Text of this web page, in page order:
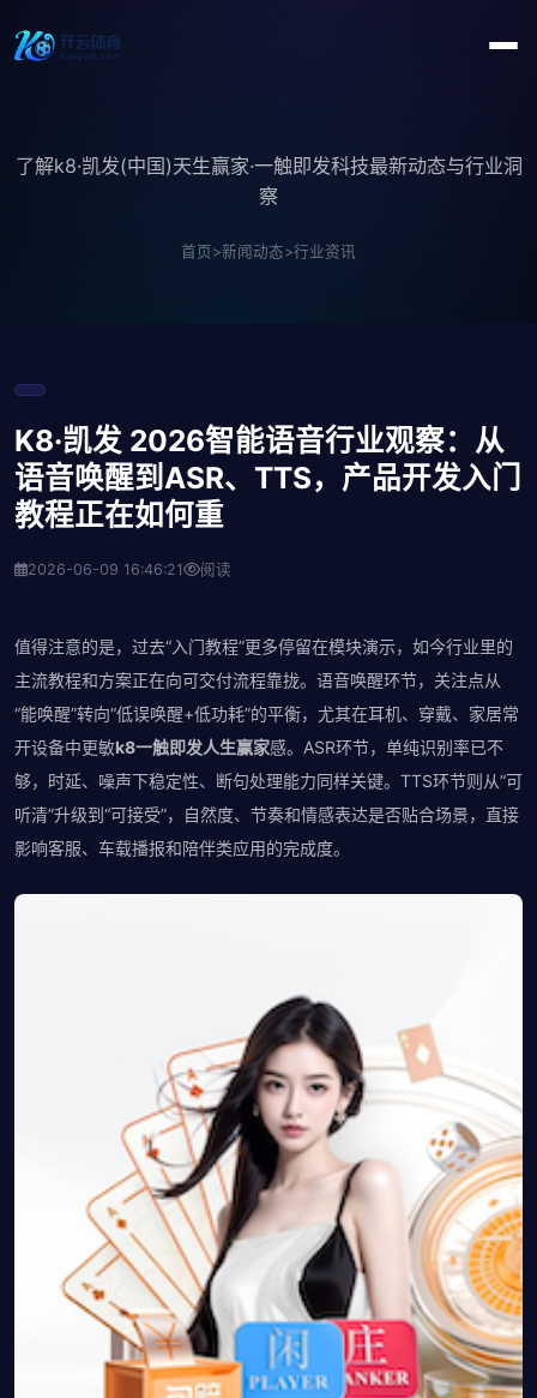
了解k8·凯发(中国)天生赢家·一触即发科技最新动态与行业洞
察
首页>新闻动态>行业资讯
K8·凯发 2026智能语音行业观察：从
语音唤醒到ASR、TTS，产品开发入门
教程正在如何重
2026-06-09 16:46:21 阅读
值得注意的是，过去“入门教程”更多停留在模块演示，如今行业里的
主流教程和方案正在向可交付流程靠拢。语音唤醒环节，关注点从
“能唤醒”转向“低误唤醒+低功耗”的平衡，尤其在耳机、穿戴、家居常
开设备中更敏k8一触即发人生赢家感。ASR环节，单纯识别率已不
够，时延、噪声下稳定性、断句处理能力同样关键。TTS环节则从“可
听清”升级到“可接受”，自然度、节奏和情感表达是否贴合场景，直接
影响客服、车载播报和陪伴类应用的完成度。